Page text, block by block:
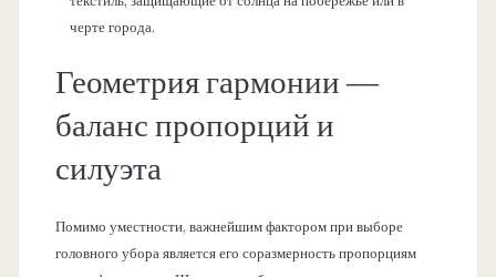
черте города.
Геометрия гармонии —
баланс пропорций и
силуэта
Помимо уместности, важнейшим фактором при выборе
головного убора является его соразмерность пропорциям